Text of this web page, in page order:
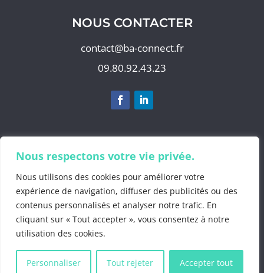
Nous respectons votre vie privée.
Nous utilisons des cookies pour améliorer votre
expérience de navigation, diffuser des publicités ou des
contenus personnalisés et analyser notre trafic. En
cliquant sur « Tout accepter », vous consentez à notre
utilisation des cookies.
Personnaliser Tout rejeter Accepter tout
NOUS CONTACTER
contact@ba-connect.fr
09.80.92.43.23
S'abonner à notre newsletter
©2025 by
BA Info